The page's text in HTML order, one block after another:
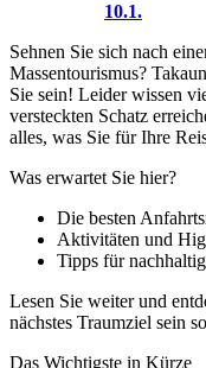
Sehnen Sie sich nach
Massentourismus?
Sie sein! Leider wissen
versteckten Schatz
alles, was Sie für Ihre
Was erwartet Sie hier?
Die besten
Aktivitäten und
Tipps für
Lesen Sie weiter und
nächstes Traumziel sein
Das Wichtigste in Kürze